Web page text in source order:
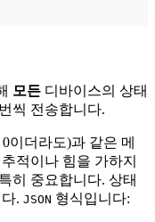
모든 디바이스의 상태
씩 전송합니다.
이더라도)과 같은 메
적이나 힘을 가하지
히 중요합니다. 상태
. JSON 형식입니다: